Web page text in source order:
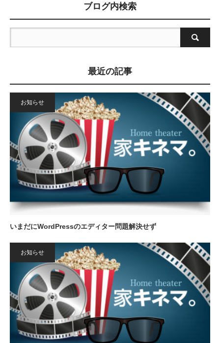
ブログ内検索
最近の記事
お知らせ
いまだにWordPressのエディター問題解決せず
お知らせ